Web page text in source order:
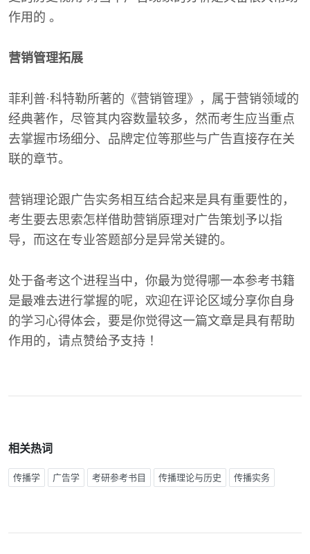
作用的 。
营销管理拓展
菲利普·科特勒所著的《营销管理》，属于营销领域的
经典著作，尽管其内容数量较多，然而考生应当重点
去掌握市场细分、品牌定位等那些与广告直接存在关
联的章节。
营销理论跟广告实务相互结合起来是具有重要性的，
考生要去思索怎样借助营销原理对广告策划予以指
导，而这在专业答题部分是异常关键的。
处于备考这个进程当中，你最为觉得哪一本参考书籍
是最难去进行掌握的呢，欢迎在评论区域分享你自身
的学习心得体会，要是你觉得这一篇文章是具有帮助
作用的，请点赞给予支持 ！
相关热词
传播学 广告学 考研参考书目 传播理论与历史 传播实务